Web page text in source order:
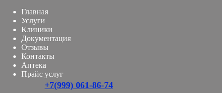
Главная
Услуги
Клиники
Документация
Отзывы
Контакты
Аптека
Прайс услуг
+7(999) 061-86-74